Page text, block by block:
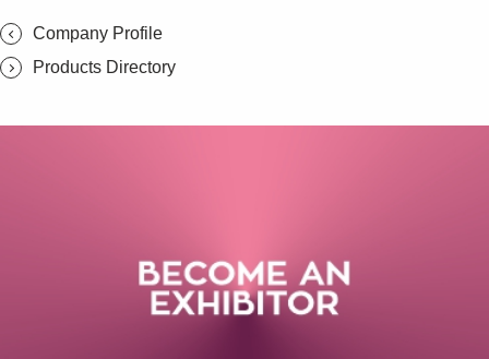
Company Profile
Products Directory